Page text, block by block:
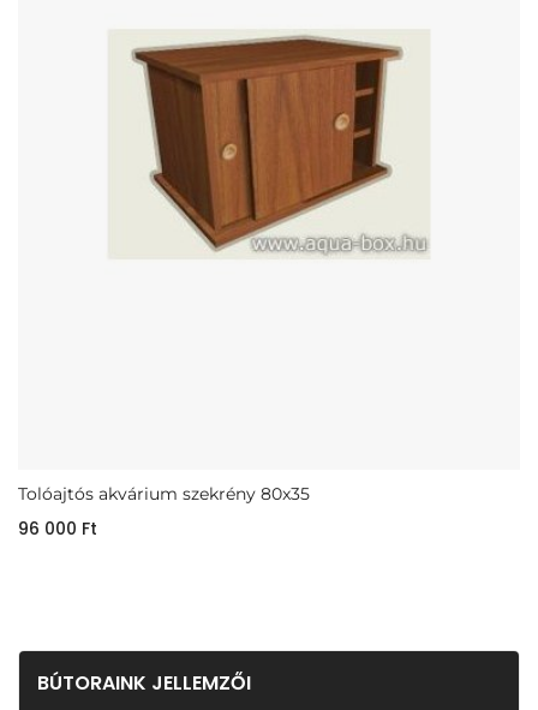
Tolóajtós akvárium szekrény 80x35
96 000 Ft
BÚTORAINK JELLEMZŐI